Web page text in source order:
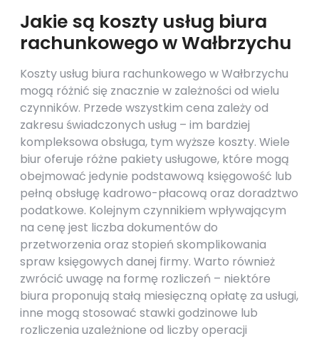
Jakie są koszty usług biura
rachunkowego w Wałbrzychu
Koszty usług biura rachunkowego w Wałbrzychu
mogą różnić się znacznie w zależności od wielu
czynników. Przede wszystkim cena zależy od
zakresu świadczonych usług – im bardziej
kompleksowa obsługa, tym wyższe koszty. Wiele
biur oferuje różne pakiety usługowe, które mogą
obejmować jedynie podstawową księgowość lub
pełną obsługę kadrowo-płacową oraz doradztwo
podatkowe. Kolejnym czynnikiem wpływającym
na cenę jest liczba dokumentów do
przetworzenia oraz stopień skomplikowania
spraw księgowych danej firmy. Warto również
zwrócić uwagę na formę rozliczeń – niektóre
biura proponują stałą miesięczną opłatę za usługi,
inne mogą stosować stawki godzinowe lub
rozliczenia uzależnione od liczby operacji